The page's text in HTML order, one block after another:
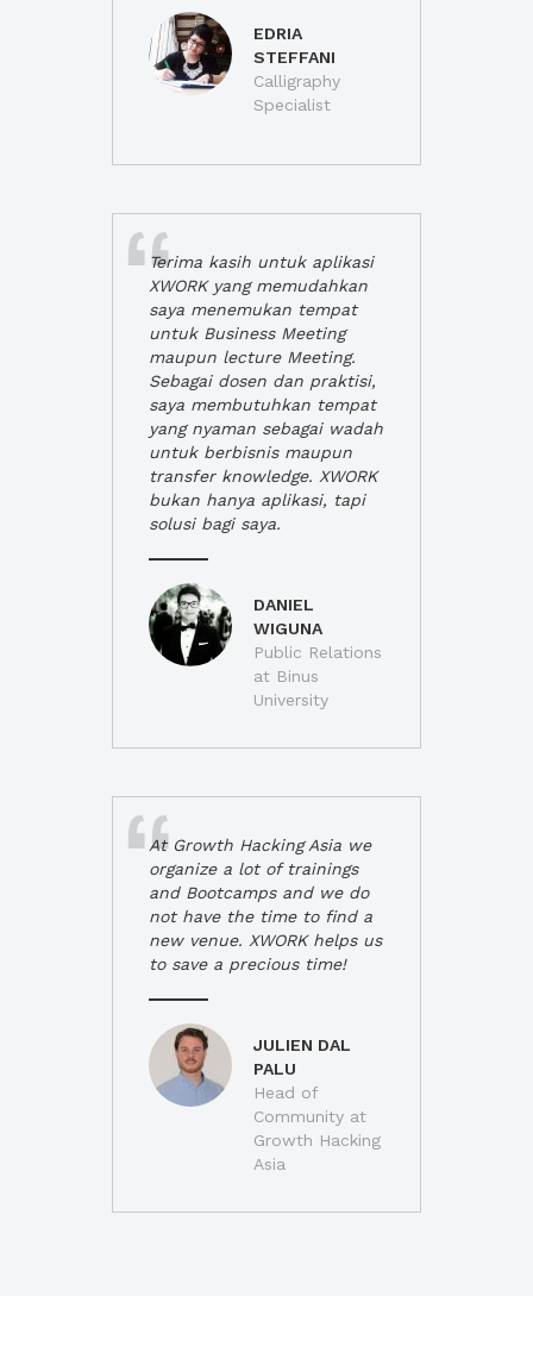
EDRIA
STEFFANI
Calligraphy
Specialist
Terima kasih untuk aplikasi
XWORK yang memudahkan
saya menemukan tempat
untuk Business Meeting
maupun lecture Meeting.
Sebagai dosen dan praktisi,
saya membutuhkan tempat
yang nyaman sebagai wadah
untuk berbisnis maupun
transfer knowledge. XWORK
bukan hanya aplikasi, tapi
solusi bagi saya.
DANIEL
WIGUNA
Public Relations
at Binus
University
At Growth Hacking Asia we
organize a lot of trainings
and Bootcamps and we do
not have the time to find a
new venue. XWORK helps us
to save a precious time!
JULIEN DAL
PALU
Head of
Community at
Growth Hacking
Asia